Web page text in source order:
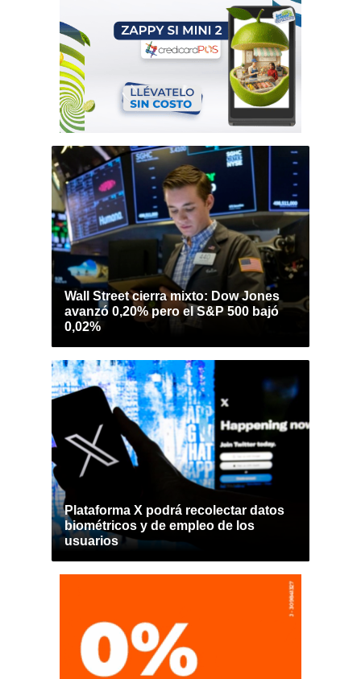
Wall Street cierra mixto: Dow Jones
avanzó 0,20% pero el S&P 500 bajó
0,02%
Plataforma X podrá recolectar datos
biométricos y de empleo de los
usuarios